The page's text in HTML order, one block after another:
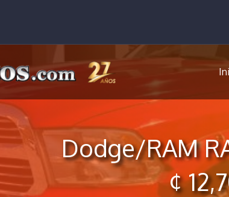
Dodge/RAM
¢